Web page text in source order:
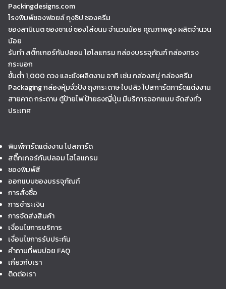
Packingdesigns.com
โรงพิมพ์ซองฟอยล์ ถุงซิป ซองครีม
ซองลามิเนต ซองซาเช่ ซองใส่ขนม จำนวนน้อย คุณภาพสูง ผลิตจำนวน
น้อย
รับทำ สติ๊กเกอร์กันปลอม โฮโลแกรม กล่องบรรจุภัณฑ์ กล่องทรง
กระบอก
ขั้นต่ำ 1,000 ดวง และยังผลิตงาน อาทิ เช่น กล่องสบู่ กล่องครีม
Packaging กล่องหุ้มจั่วปัง ถุงกระดาษ ใบปลิว โปสการ์ดการ์ดแต่งงาน
สายคาด กระดาษ ตู้ป้ายไฟ ป้ายธงญี่ปุ่น มีบริการออกแบบ จัดส่งทั่ว
ประเทศ
พิมพ์การ์ดแต่งงาน โปสการ์ด
สติ๊กเกอร์กันปลอม โฮโลแกรม
ซองพิมพ์สี
ออกแบบซองบรรจุภัณฑ์
การสั่งซื้อ
การชำระเงิน
การจัดส่งสินค้า
เงื่อนไขการบริการ
เงื่อนไขการรับประกัน
คำถามที่พบบ่อย FAQ
เกี่ยวกับเรา
ติดต่อเรา